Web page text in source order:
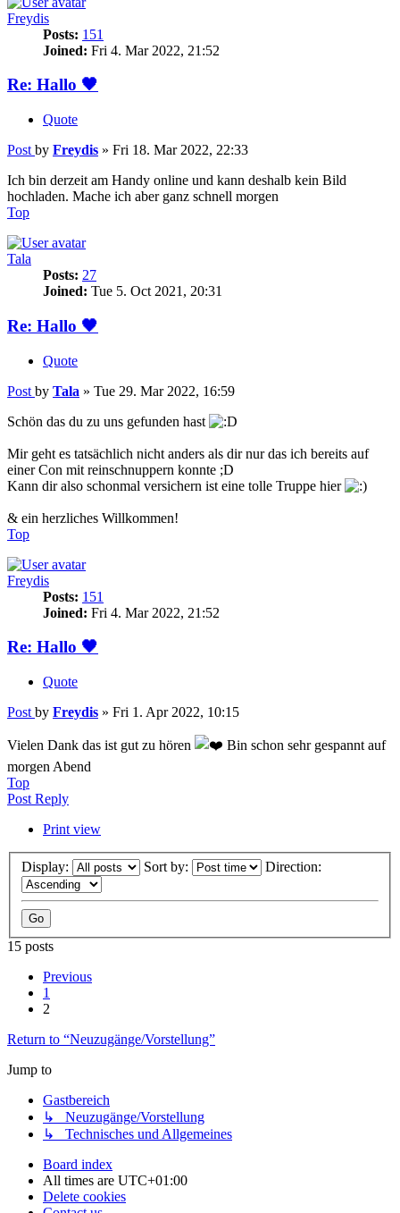
Freydis
Posts: 151
Joined: Fri 4. Mar 2022, 21:52
Re: Hallo 🖤
Quote
Post by Freydis » Fri 18. Mar 2022, 22:33
Ich bin derzeit am Handy online und kann deshalb kein Bild
hochladen. Mache ich aber ganz schnell morgen
Top
Tala
Posts: 27
Joined: Tue 5. Oct 2021, 20:31
Re: Hallo 🖤
Quote
Post by Tala » Tue 29. Mar 2022, 16:59
Schön das du zu uns gefunden hast
Mir geht es tatsächlich nicht anders als dir nur das ich bereits auf
einer Con mit reinschnuppern konnte ;D
Kann dir also schonmal versichern ist eine tolle Truppe hier
& ein herzliches Willkommen!
Top
Freydis
Posts: 151
Joined: Fri 4. Mar 2022, 21:52
Re: Hallo 🖤
Quote
Post by Freydis » Fri 1. Apr 2022, 10:15
Vielen Dank das ist gut zu hören
Bin schon sehr gespannt auf
morgen Abend
Top
Post Reply
Print view
Display: Sort by: Direction:
15 posts
Previous
1
2
Return to “Neuzugänge/Vorstellung”
Jump to
Gastbereich
↳ Neuzugänge/Vorstellung
↳ Technisches und Allgemeines
Board index
All times are UTC+01:00
Delete cookies